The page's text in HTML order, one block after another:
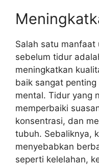
Salah satu manfaat
sebelum tidur
meningkatkan
baik sangat
mental. Tidur yang
memperbaiki
konsentrasi, dan
tubuh. Sebaliknya,
menyebabkan
seperti kelelahan,